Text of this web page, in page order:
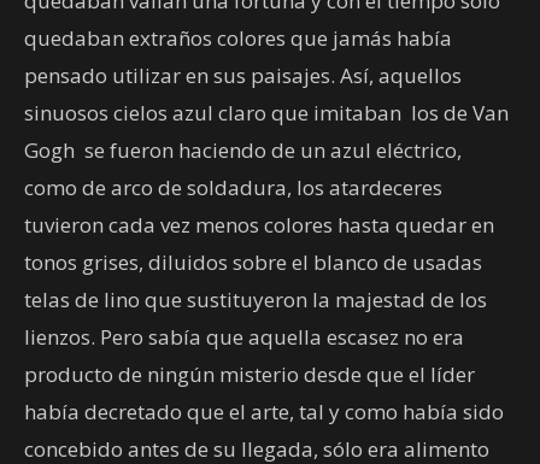
quedaban extraños colores que jamás había
pensado utilizar en sus paisajes. Así, aquellos
sinuosos cielos azul claro que imitaban los de Van
Gogh se fueron haciendo de un azul eléctrico,
como de arco de soldadura, los atardeceres
tuvieron cada vez menos colores hasta quedar en
tonos grises, diluidos sobre el blanco de usadas
telas de lino que sustituyeron la majestad de los
lienzos. Pero sabía que aquella escasez no era
producto de ningún misterio desde que el líder
había decretado que el arte, tal y como había sido
concebido antes de su llegada, sólo era alimento